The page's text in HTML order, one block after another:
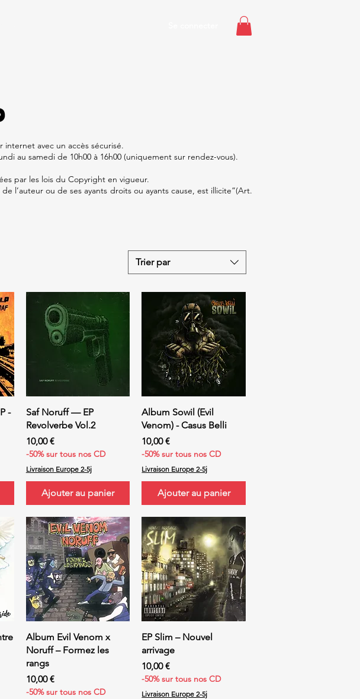
avec un accès sécurisé.
au samedi de 10h00 à 16h00 (uniquement sur rendez-vous).
par les lois du Copyright en vigueur.
l’auteur ou de ses ayants droits ou ayants cause, est illicite”(Art.
Trier par
-
Aperçu rapide
Saf Noruff — EP
Revolverbe Vol.2
Prix
10,00 €
-50% sur tous nos CD
Livraison Europe 2-5j
Ajouter au panier
Aperçu rapide
Album Sowil (Evil
Venom) - Casus Belli
Prix
10,00 €
-50% sur tous nos CD
Livraison Europe 2-5j
Ajouter au panier
Aperçu rapide
Album Evil Venom x
Noruff – Formez les
rangs
Prix
10,00 €
-50% sur tous nos CD
Aperçu rapide
EP Slim – Nouvel
arrivage
Prix
10,00 €
-50% sur tous nos CD
Livraison Europe 2-5j